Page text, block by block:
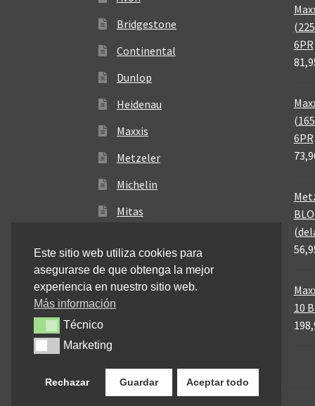
Bridgestone
Continental
Dunlop
Heidenau
Maxxis
Metzeler
Michelin
Mitas
6PR
6PR
10
Este sitio web utiliza cookies para
asegurarse de que obtenga la mejor
experiencia en nuestro sitio web.
Más información
TécnicoTécnico
MarketingMarketing
Rechazar Guardar Aceptar todo